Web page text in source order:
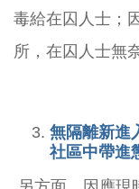
毒給在囚人士；
所，在囚人士無
無隔離新進
社區中帶進